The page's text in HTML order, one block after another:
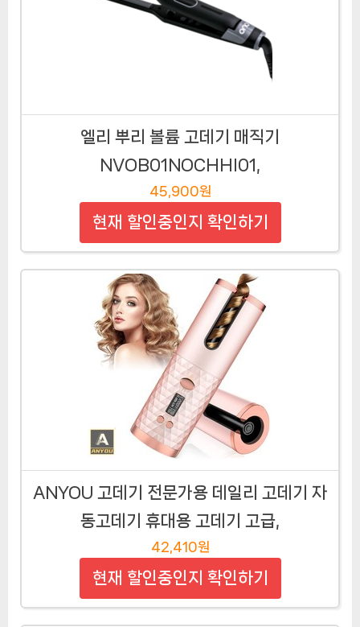
엘리 뿌리 볼륨 고데기 매직기
NVOB01NOCHHI01,
45,900원
현재 할인중인지 확인하기
ANYOU 고데기 전문가용 데일리 고데기 자
동고데기 휴대용 고데기 고급,
42,410원
현재 할인중인지 확인하기